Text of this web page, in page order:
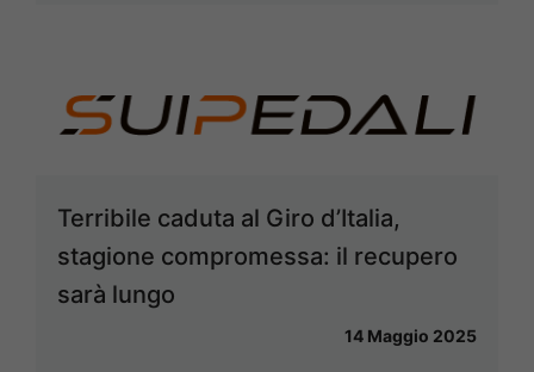
Terribile caduta al Giro d’Italia,
stagione compromessa: il recupero
sarà lungo
14 Maggio 2025